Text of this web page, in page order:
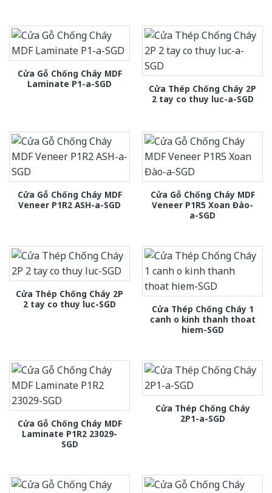
Cửa Gỗ Chống Cháy MDF
Laminate P1-a-SGD
Cửa Thép Chống Cháy 2P
2 tay co thuy luc-a-SGD
Cửa Gỗ Chống Cháy MDF
Veneer P1R2 ASH-a-SGD
Cửa Gỗ Chống Cháy MDF
Veneer P1R5 Xoan Đào-
a-SGD
Cửa Thép Chống Cháy 2P
2 tay co thuy luc-SGD
Cửa Thép Chống Cháy 1
canh o kinh thanh thoat
hiem-SGD
Cửa Gỗ Chống Cháy MDF
Laminate P1R2 23029-
SGD
Cửa Thép Chống Cháy
2P1-a-SGD